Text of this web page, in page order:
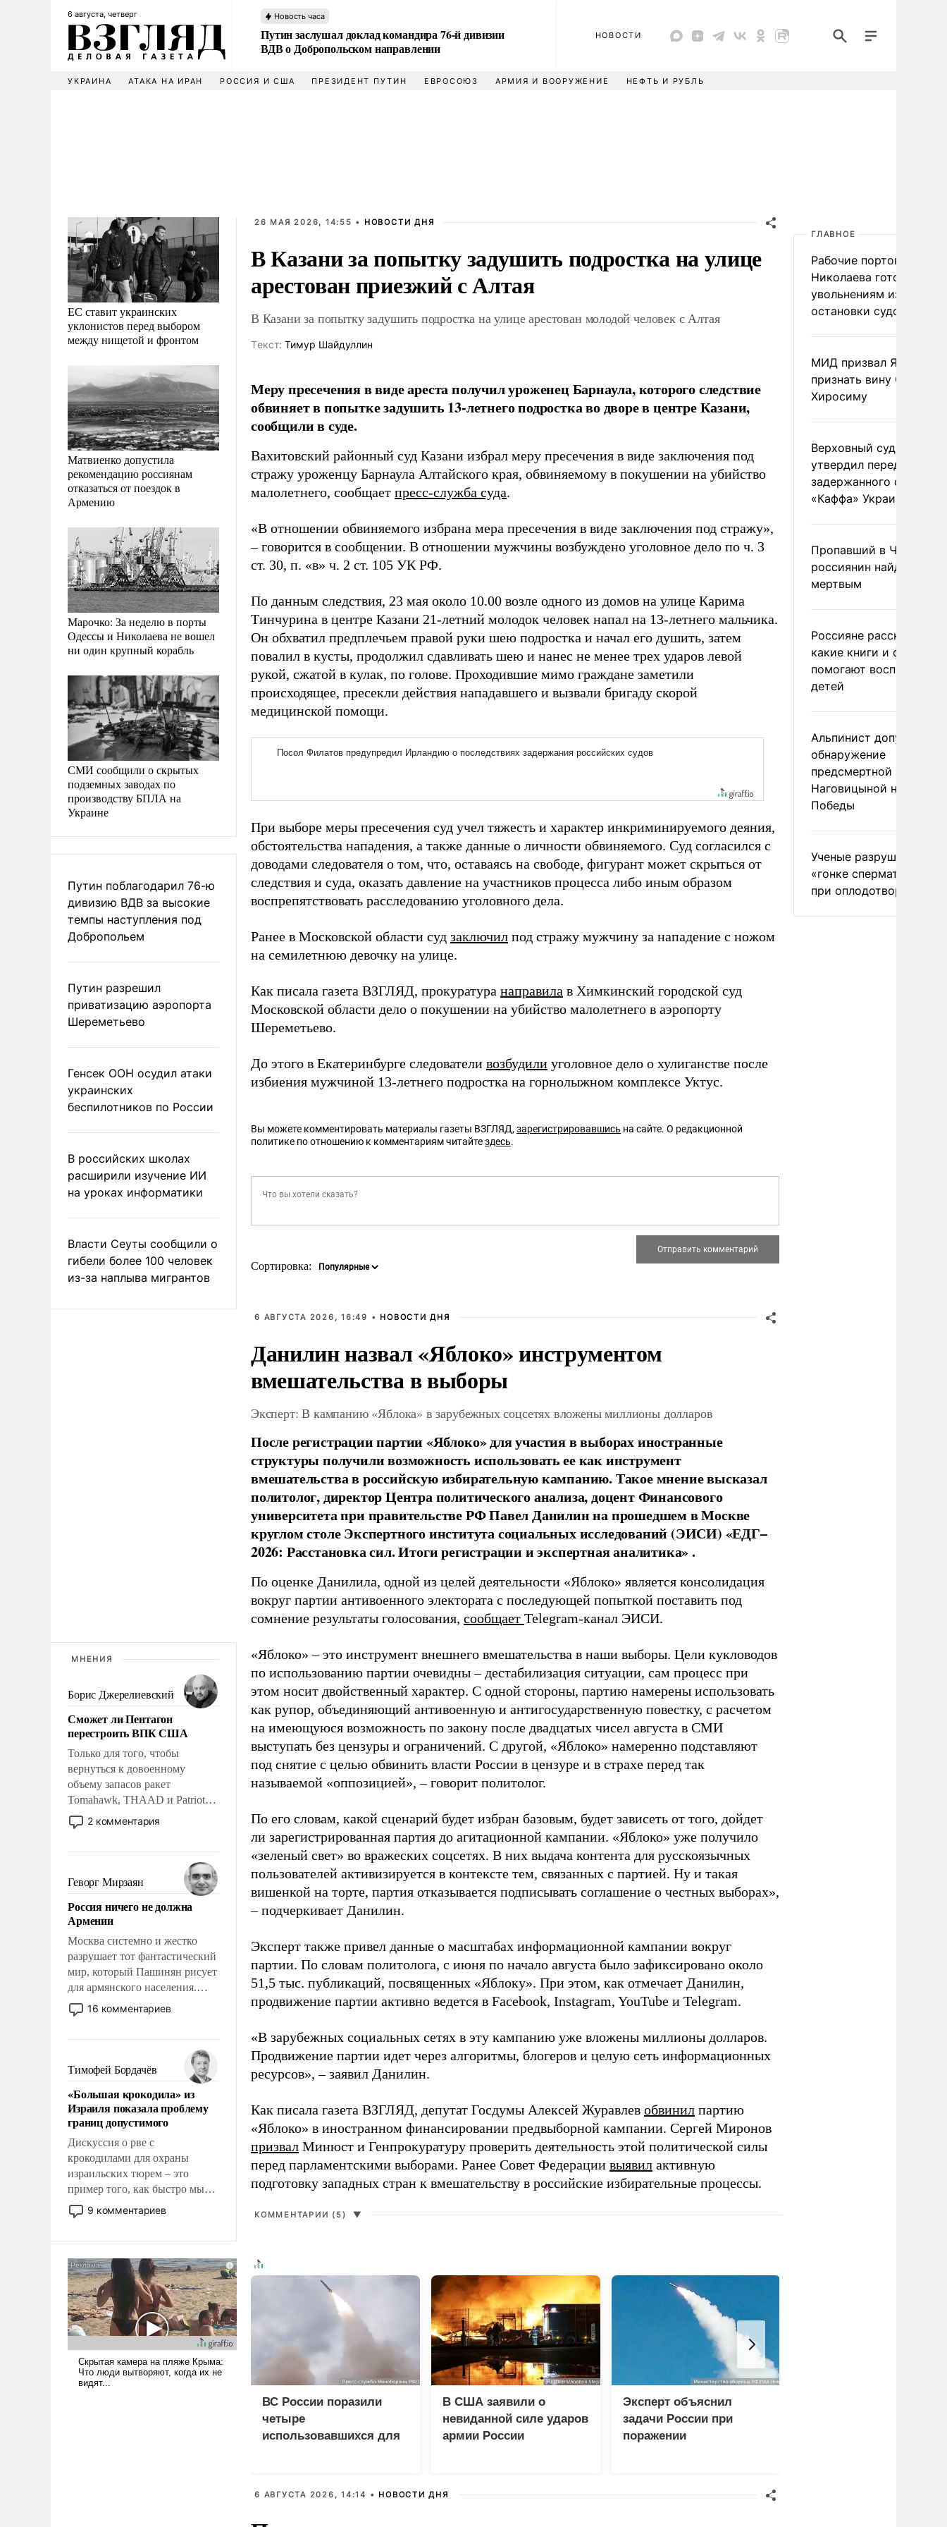
6 августа, четверг Новость часа
Путин заслушал доклад командира 76-й дивизии
ВДВ о Добропольском направлении
НОВОСТИ
УКРАИНА АТАКА НА ИРАН РОССИЯ И США ПРЕЗИДЕНТ ПУТИН ЕВРОСОЮЗ АРМИЯ И ВООРУЖЕНИЕ НЕФТЬ И РУБЛЬ
ЕС ставит украинских
уклонистов перед выбором
между нищетой и фронтом
Матвиенко допустила
рекомендацию россиянам
отказаться от поездок в
Армению
Марочко: За неделю в порты
Одессы и Николаева не вошел
ни один крупный корабль
СМИ сообщили о скрытых
подземных заводах по
производству БПЛА на
Украине
Путин поблагодарил 76-ю
дивизию ВДВ за высокие
темпы наступления под
Добропольем
Путин разрешил
приватизацию аэропорта
Шереметьево
Генсек ООН осудил атаки
украинских
беспилотников по России
В российских школах
расширили изучение ИИ
на уроках информатики
Власти Сеуты сообщили о
гибели более 100 человек
из-за наплыва мигрантов
МНЕНИЯ
Борис Джерелиевский
Сможет ли Пентагон
перестроить ВПК США
Только для того, чтобы
вернуться к довоенному
объему запасов ракет
Tomahawk, THAAD и Patriot
США потребуется более трех
лет. Даже небольшая война с
Сложившаяся ситуация
означает многолетний период
уязвимости США, например,
перед Китаем.
2 комментария
Геворг Мирзаян
Россия ничего не должна
Армении
Москва системно и жестко
разрушает тот фантастический
мир, который Пашинян рисует
для армянского населения.
Мир, где политические
прожекты будут безусловно
налогоплательщиков и где
Еревану за свои поступки не
нужно отвечать.
16 комментариев
Тимофей Бордачёв
«Большая крокодила» из
Израиля показала проблему
границ допустимого
Дискуссия о рве с
крокодилами для охраны
израильских тюрем – это
пример того, как быстро мы
двигаемся по пути
революционных изменений.
псевдонаучной фантастики,
стало всерьез обсуждаемой
идеей.
9 комментариев
26 МАЯ 2026, 14:55 • НОВОСТИ ДНЯ
В Казани за попытку задушить подростка на улице
арестован приезжий с Алтая
В Казани за попытку задушить подростка на улице арестован молодой человек с Алтая
Tекст: Тимур Шайдуллин
Меру пресечения в виде ареста получил уроженец Барнаула, которого следствие
обвиняет в попытке задушить 13-летнего подростка во дворе в центре Казани,
сообщили в суде.
Вахитовский районный суд Казани избрал меру пресечения в виде заключения под
стражу уроженцу Барнаула Алтайского края, обвиняемому в покушении на убийство
малолетнего, сообщает пресс-служба суда.
«В отношении обвиняемого избрана мера пресечения в виде заключения под стражу»,
– говорится в сообщении. В отношении мужчины возбуждено уголовное дело по ч. 3
ст. 30, п. «в» ч. 2 ст. 105 УК РФ.
По данным следствия, 23 мая около 10.00 возле одного из домов на улице Карима
Тинчурина в центре Казани 21-летний молодок человек напал на 13-летнего мальчика.
Он обхватил предплечьем правой руки шею подростка и начал его душить, затем
повалил в кусты, продолжил сдавливать шею и нанес не менее трех ударов левой
рукой, сжатой в кулак, по голове. Проходившие мимо граждане заметили
происходящее, пресекли действия нападавшего и вызвали бригаду скорой
медицинской помощи.
При выборе меры пресечения суд учел тяжесть и характер инкриминируемого деяния,
обстоятельства нападения, а также данные о личности обвиняемого. Суд согласился с
доводами следователя о том, что, оставаясь на свободе, фигурант может скрыться от
следствия и суда, оказать давление на участников процесса либо иным образом
воспрепятствовать расследованию уголовного дела.
Ранее в Московской области суд заключил под стражу мужчину за нападение с ножом
на семилетнюю девочку на улице.
Как писала газета ВЗГЛЯД, прокуратура направила в Химкинский городской суд
Московской области дело о покушении на убийство малолетнего в аэропорту
Шереметьево.
До этого в Екатеринбурге следователи возбудили уголовное дело о хулиганстве после
избиения мужчиной 13-летнего подростка на горнолыжном комплексе Уктус.
Вы можете комментировать материалы газеты ВЗГЛЯД, зарегистрировавшись на сайте. О редакционной
политике по отношению к комментариям читайтездесь.
Сортировка:
6 АВГУСТА 2026, 16:49 • НОВОСТИ ДНЯ
Данилин назвал «Яблоко» инструментом
вмешательства в выборы
Эксперт: В кампанию «Яблока» в зарубежных соцсетях вложены миллионы долларов
После регистрации партии «Яблоко» для участия в выборах иностранные
структуры получили возможность использовать ее как инструмент
вмешательства в российскую избирательную кампанию. Такое мнение высказал
политолог, директор Центра политического анализа, доцент Финансового
университета при правительстве РФ Павел Данилин на прошедшем в Москве
круглом столе Экспертного института социальных исследований (ЭИСИ) «ЕДГ–
2026: Расстановка сил. Итоги регистрации и экспертная аналитика» .
По оценке Данилила, одной из целей деятельности «Яблоко» является консолидация
вокруг партии антивоенного электората с последующей попыткой поставить под
сомнение результаты голосования, сообщает Telegram-канал ЭИСИ.
«Яблоко» – это инструмент внешнего вмешательства в наши выборы. Цели кукловодов
по использованию партии очевидны – дестабилизация ситуации, сам процесс при
этом носит двойственный характер. С одной стороны, партию намерены использовать
как рупор, объединяющий антивоенную и антигосударственную повестку, с расчетом
на имеющуюся возможность по закону после двадцатых чисел августа в СМИ
выступать без цензуры и ограничений. С другой, «Яблоко» намеренно подставляют
под снятие с целью обвинить власти России в цензуре и в страхе перед так
называемой «оппозицией», – говорит политолог.
По его словам, какой сценарий будет избран базовым, будет зависеть от того, дойдет
ли зарегистрированная партия до агитационной кампании. «Яблоко» уже получило
«зеленый свет» во вражеских соцсетях. В них выдача контента для русскоязычных
пользователей активизируется в контексте тем, связанных с партией. Ну и такая
вишенкой на торте, партия отказывается подписывать соглашение о честных выборах»,
– подчеркивает Данилин.
Эксперт также привел данные о масштабах информационной кампании вокруг
партии. По словам политолога, с июня по начало августа было зафиксировано около
51,5 тыс. публикаций, посвященных «Яблоку». При этом, как отмечает Данилин,
продвижение партии активно ведется в Facebook, Instagram, YouTube и Telegram.
«В зарубежных социальных сетях в эту кампанию уже вложены миллионы долларов.
Продвижение партии идет через алгоритмы, блогеров и целую сеть информационных
ресурсов», – заявил Данилин.
Как писала газета ВЗГЛЯД, депутат Госдумы Алексей Журавлев обвинил партию
«Яблоко» в иностранном финансировании предвыборной кампании. Сергей Миронов
призвал Минюст и Генпрокуратуру проверить деятельность этой политической силы
перед парламентскими выборами. Ранее Совет Федерации выявил активную
подготовку западных стран к вмешательству в российские избирательные процессы.
КОММЕНТАРИИ (5) ▼
ВС России поразили
четыре
использовавшихся для
В США заявили о
невиданной силе ударов
армии России
Эксперт объяснил
задачи России при
поражении
6 АВГУСТА 2026, 14:14 • НОВОСТИ ДНЯ
ГЛАВНОЕ
Рабочие портов
Николаева готовятся к
увольнениям из-за
остановки судоходства
МИД призвал Японию
признать вину США за
Хиросиму
Верховный суд Швеции
утвердил передачу
задержанного
«Каффа» Украине
Пропавший в
россиянин найден
мертвым
Россияне рассказали,
какие книги и фильмы
помогают воспитывать
детей
Альпинист допустил
обнаружение
предсмертной записки
Наговицыной на пике
Победы
Ученые разрушили миф
«гонке
при оплодотворении